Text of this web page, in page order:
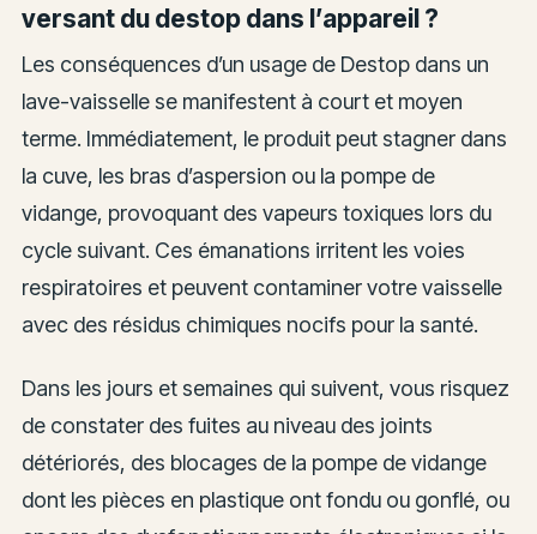
versant du destop dans l’appareil ?
Les conséquences d’un usage de Destop dans un
lave-vaisselle se manifestent à court et moyen
terme. Immédiatement, le produit peut stagner dans
la cuve, les bras d’aspersion ou la pompe de
vidange, provoquant des vapeurs toxiques lors du
cycle suivant. Ces émanations irritent les voies
respiratoires et peuvent contaminer votre vaisselle
avec des résidus chimiques nocifs pour la santé.
Dans les jours et semaines qui suivent, vous risquez
de constater des fuites au niveau des joints
détériorés, des blocages de la pompe de vidange
dont les pièces en plastique ont fondu ou gonflé, ou